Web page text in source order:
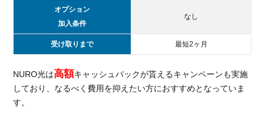
オプション
加入条件
なし
受け取りまで 最短2ヶ月
NURO光は高額キャッシュバックが貰えるキャンペーンも実施
しており、なるべく費用を抑えたい方におすすめとなっていま
す。